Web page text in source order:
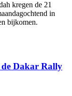
kregen de 21
in
bijkomen.
de Dakar Rally